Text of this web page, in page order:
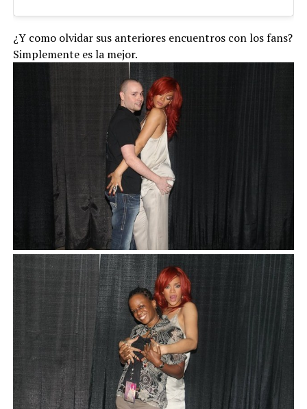
¿Y como olvidar sus anteriores encuentros con los fans?
Simplemente es la mejor.